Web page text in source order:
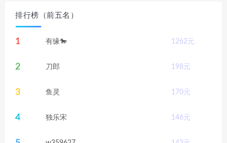
排行榜（前五名）
1 有缘🐎 1262元
2 刀郎 198元
3 鱼灵 170元
4 独乐宋 146元